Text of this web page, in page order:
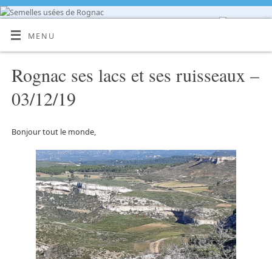
MENU
Rognac ses lacs et ses ruisseaux –
03/12/19
Bonjour tout le monde,